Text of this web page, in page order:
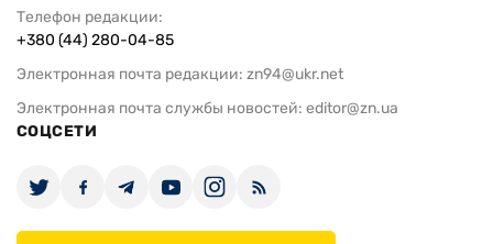
Телефон редакции:
+380 (44) 280-04-85
Электронная почта редакции: zn94@ukr.net
Электронная почта службы новостей: editor@zn.ua
СОЦСЕТИ